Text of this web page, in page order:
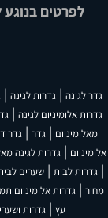
לפרטים
גדר לגינה | גדרות לגינה |
גדרות אלומיניום לגינה |
מאלומיניום | גדר | גדר
אלומיניום | גדרות לגינה
| גדרות לבית |שערים
מחיר | גדרות אלומיניום
עץ | גדרות